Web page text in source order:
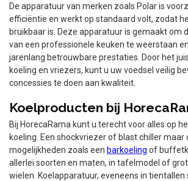
De apparatuur van merken zoals Polar is
efficiëntie en werkt op standaard volt, zodat
bruikbaar is. Deze apparatuur is gemaakt om
van een professionele keuken te weerstaan
jarenlang betrouwbare prestaties. Door het
koeling en vriezers, kunt u uw voedsel veilig
concessies te doen aan kwaliteit.
Koelproducten bij
Bij HorecaRama kunt u terecht voor alles op
koeling. Een shockvriezer of blast chiller maar
mogelijkheden zoals een barkoeling of
allerlei soorten en maten, in tafelmodel of
wielen. Koelapparatuur, eveneens in tientallen